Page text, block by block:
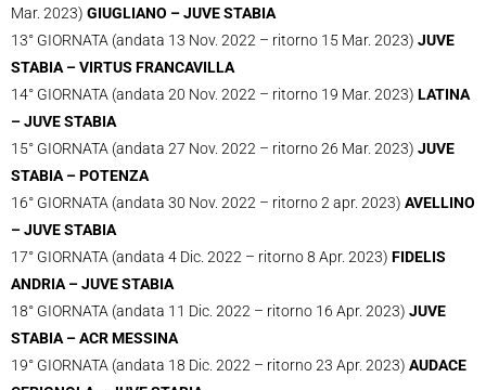
Mar. 2023) GIUGLIANO – JUVE STABIA
13° GIORNATA (andata 13 Nov. 2022 – ritorno 15 Mar. 2023) JUVE
STABIA – VIRTUS FRANCAVILLA
14° GIORNATA (andata 20 Nov. 2022 – ritorno 19 Mar. 2023) LATINA
– JUVE STABIA
15° GIORNATA (andata 27 Nov. 2022 – ritorno 26 Mar. 2023) JUVE
STABIA – POTENZA
16° GIORNATA (andata 30 Nov. 2022 – ritorno 2 apr. 2023) AVELLINO
– JUVE STABIA
17° GIORNATA (andata 4 Dic. 2022 – ritorno 8 Apr. 2023) FIDELIS
ANDRIA – JUVE STABIA
18° GIORNATA (andata 11 Dic. 2022 – ritorno 16 Apr. 2023) JUVE
STABIA – ACR MESSINA
19° GIORNATA (andata 18 Dic. 2022 – ritorno 23 Apr. 2023) AUDACE